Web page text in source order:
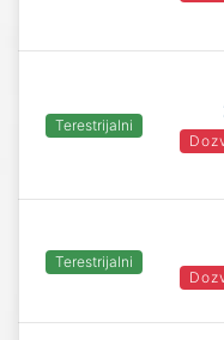
Terestrijalni
Terestrijalni